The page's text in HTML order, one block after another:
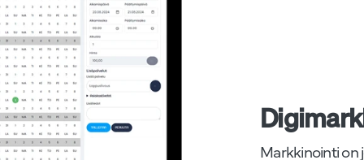
Markkinointi on